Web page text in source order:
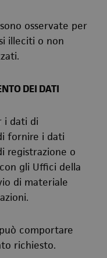
osservate per
illeciti o non
DEI DATI
i dati di
fornire i dati
registrazione o
gli Uffici della
di materiale
comportare
richiesto.